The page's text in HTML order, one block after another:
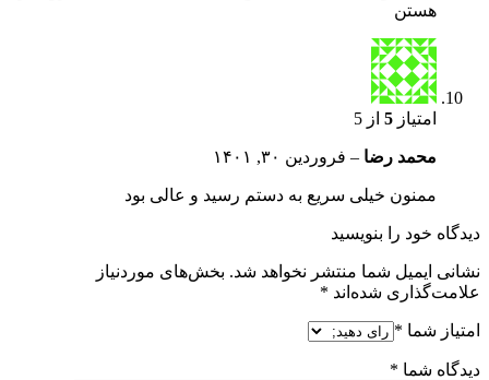
هستن
امتیاز 5 از 5
محمد رضا – فروردین ۳۰, ۱۴۰۱
ممنون خیلی سریع به دستم رسید و عالی بود
دیدگاه خود را بنویسید
نشانی ایمیل شما منتشر نخواهد شد. بخش‌های موردنیاز
علامت‌گذاری شده‌اند *
امتیاز شما *
دیدگاه شما *